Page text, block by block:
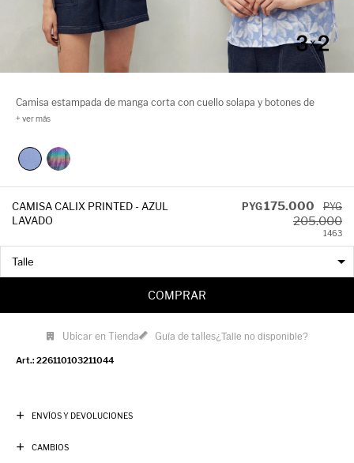
Camisa estampada de manga corta con cuello solapa y botones de
nácar al frente, confeccionada en un tejido liviano de sutil textura que
CAMISA CALIX PRINTED - AZUL
LAVADO
PYG175.000 PYG
205.000
1463
COMPRAR
Ubicar en Tienda Guía de talles¿Talle no disponible?
226110103211044
ENVÍOS Y DEVOLUCIONES
CAMBIOS